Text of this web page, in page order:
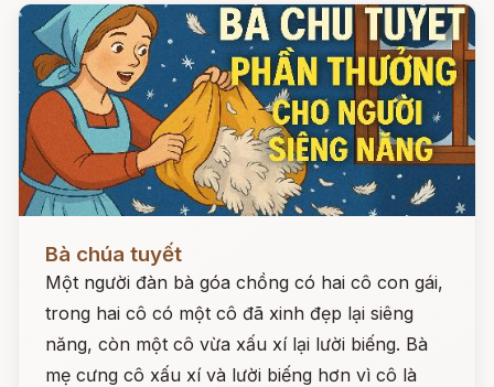
Bà chúa tuyết
Một người đàn bà góa chồng có hai cô con gái,
trong hai cô có một cô đã xinh đẹp lại siêng
năng, còn một cô vừa xấu xí lại lười biếng. Bà
mẹ cưng cô xấu xí và lười biếng hơn vì cô là